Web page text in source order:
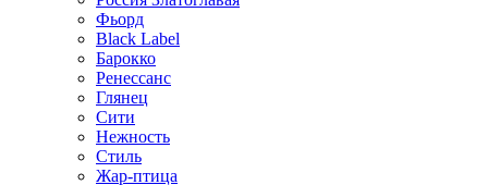
Фьорд
Black Label
Барокко
Ренессанс
Глянец
Сити
Нежность
Стиль
Жар-птица